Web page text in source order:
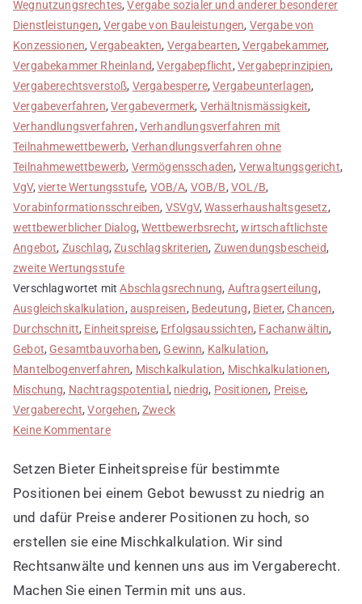
Wegnutzungsrechtes,Vergabe sozialer und anderer besonderer
Dienstleistungen,Vergabe von Bauleistungen, Vergabe von
Konzessionen,Vergabeakten, Vergabearten,Vergabekammer,
Vergabekammer Rheinland,Vergabepflicht, Vergabeprinzipien,
Vergaberechtsverstoß, Vergabesperre,Vergabeunterlagen,
Vergabeverfahren,Vergabevermerk, Verhältnismässigkeit,
Verhandlungsverfahren, Verhandlungsverfahren mit
Teilnahmewettbewerb, Verhandlungsverfahren ohne
Teilnahmewettbewerb, Vermögensschaden, Verwaltungsgericht,
VgV, vierte Wertungsstufe, VOB/A, VOB/B,VOL/B,
Vorabinformationsschreiben, VSVgV, Wasserhaushaltsgesetz,
wettbewerblicher Dialog,Wettbewerbsrecht,wirtschaftlichste
Angebot, Zuschlag,Zuschlagskriterien, Zuwendungsbescheid,
zweite Wertungsstufe
Verschlagwortet mitAbschlagsrechnung, Auftragserteilung,
Ausgleichskalkulation, auspreisen, Bedeutung, Bieter,Chancen,
Durchschnitt, Einheitspreise, Erfolgsaussichten, Fachanwältin,
Gebot, Gesamtbauvorhaben, Gewinn, Kalkulation,
Mantelbogenverfahren, Mischkalkulation, Mischkalkulationen,
Mischung, Nachtragspotential , niedrig, Positionen, Preise,
Vergaberecht,Vorgehen,Zweck
Keine Kommentarezu
erstellen
Setzen Bieter Einheitspreise für bestimmte
Positionen bei einem Gebot bewusst zu niedrig an
und dafür Preise anderer Positionen zu hoch, so
erstellen sie eine Mischkalkulation. Wir sind
Rechtsanwälte und kennen uns aus im Vergaberecht.
Machen Sie einen Termin mit uns aus.